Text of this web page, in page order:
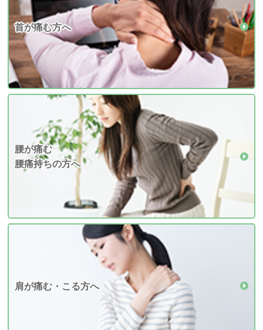
首が痛む方へ
腰が痛む
腰痛持ちの方へ
肩が痛む・こる方へ